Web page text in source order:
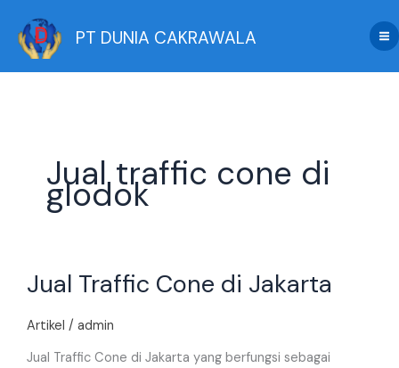
content
PT DUNIA CAKRAWALA
Jual traffic cone di
glodok
Jual Traffic Cone di Jakarta
Artikel / admin
Jual Traffic Cone di Jakarta yang berfungsi sebagai
Traffic
di